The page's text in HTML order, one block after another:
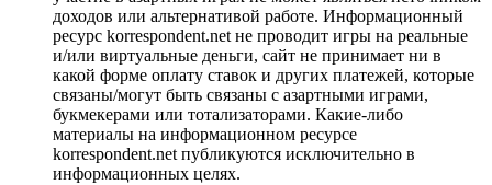
доходов или альтернативой работе. Информационный
ресурс korrespondent.net не проводит игры на реальные
и/или виртуальные деньги, сайт не принимает ни в
какой форме оплату ставок и других платежей, которые
связаны/могут быть связаны с азартными играми,
букмекерами или тотализаторами. Какие-либо
материалы на информационном ресурсе
korrespondent.net публикуются исключительно в
информационных целях.